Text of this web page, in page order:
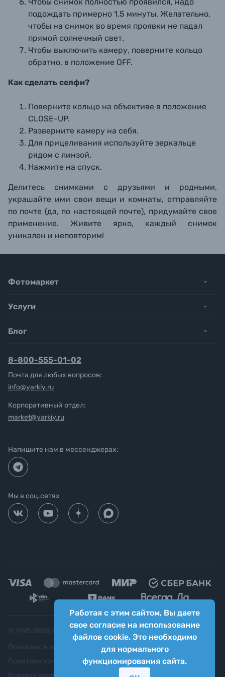
подождать примерно 1.5 минуты. Желательно,
чтобы на снимок во время проявки не падал
прямой солнечный свет.
Чтобы выключить камеру, поверните кольцо
обратно, в положение OFF.
Как сделать селфи?
Поверните кольцо на объективе в положение
CLOSE-UP.
Разверните камеру на себя.
Для прицеливания используйте зеркальце
рядом с линзой.
Нажмите на спуск.
Делитесь снимками с друзьями и родными,
украшайте ими свои вещи и комнаты, отправляйте
по почте (да, по настоящей почте), придумайте свое
применение. Живите ярко, каждый снимок
уникален и неповторим!
Работая с этим сайтом, Вы даете
свое согласие на использование
файлов cookie. Это необходимо
для нормального
функционирования сайта.
Фотомаркет
Услуги
Блог
8-800-555-01-02
Почта для любых вопросов:
info@yarkiy.ru
Корпоративный отдел:
market@yarkiy.ru
Напишите нам в мессенджерах:
Мы в соц.сетях
Яркий фотомаркет ("Яркий Мир")
Пользовательское соглашение
Политика конфиденциальности